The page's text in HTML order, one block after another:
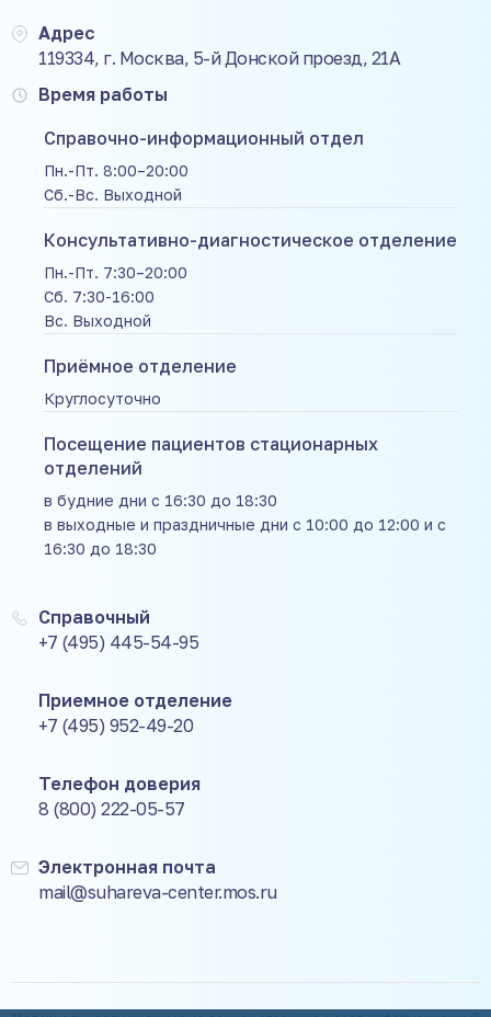
Адрес
119334, г. Москва, 5-й Донской проезд, 21А
Время работы
Справочно-информационный отдел
Пн.-Пт. 8:00–20:00
Сб.-Вс. Выходной
Консультативно-диагностическое отделение
Пн.-Пт. 7:30–20:00
Сб. 7:30-16:00
Вс. Выходной
Приёмное отделение
Круглосуточно
Посещение пациентов стационарных
отделений
в будние дни с 16:30 до 18:30
в выходные и праздничные дни с 10:00 до 12:00 и с
16:30 до 18:30
Справочный
+7 (495) 445-54-95
Приемное отделение
+7 (495) 952-49-20
Телефон доверия
8 (800) 222-05-57
Электронная почта
mail@suhareva-center.mos.ru